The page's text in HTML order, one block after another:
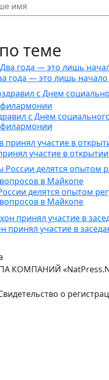
теме
года — это лишь начало
с Днем
филармонии
участие в
делятся опытом
в Майкопе
принял участие в
КОМПАНИЙ
о